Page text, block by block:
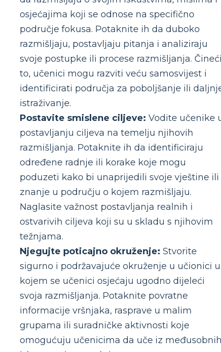
osjećajima koji se odnose na specifično
područje fokusa. Potaknite ih da duboko
razmišljaju, postavljaju pitanja i analiziraju
svoje postupke ili procese razmišljanja.
to, učenici mogu razviti veću samosvijest i
identificirati područja za poboljšanje ili
istraživanje.
Postavite smislene ciljeve: Vodite učenike
postavljanju ciljeva na temelju njihovih
razmišljanja. Potaknite ih da identificiraju
određene radnje ili korake koje mogu
poduzeti kako bi unaprijedili svoje vještine ili
znanje u području o kojem razmišljaju.
Naglasite važnost postavljanja realnih i
ostvarivih ciljeva koji su u skladu s njihovim
težnjama.
Njegujte poticajno okruženje: Stvorite
sigurno i podržavajuće okruženje u učionici u
kojem se učenici osjećaju ugodno dijeleći
svoja razmišljanja. Potaknite povratne
informacije vršnjaka, rasprave u malim
grupama ili suradničke aktivnosti koje
omogućuju učenicima da uče iz